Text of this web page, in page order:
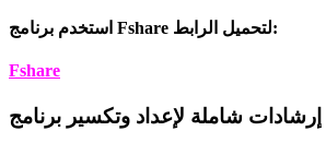
استخدم برنامج Fshare لتحميل الرابط:
Fshare